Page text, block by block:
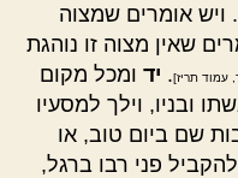
. ויש אומרים שמצוה
שאין מצוה זו נוהגת
עמוד תריז]. יד ומכל מקום
ובניו, וילך למסעיו
שם ביום טוב, או
פני רבו ברגל,